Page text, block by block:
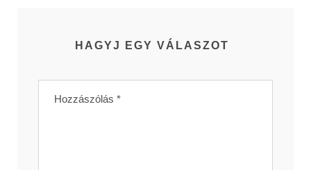
HAGYJ EGY VÁLASZOT